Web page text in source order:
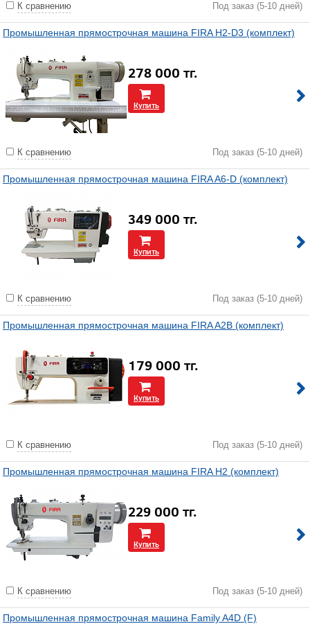
К сравнению Под заказ (5-10 дней)
Промышленная прямострочная машина FIRA H2-D3 (комплект)
278 000 тг.
Купить
К сравнению Под заказ (5-10 дней)
Промышленная прямострочная машина FIRA A6-D (комплект)
349 000 тг.
Купить
К сравнению Под заказ (5-10 дней)
Промышленная прямострочная машина FIRA A2B (комплект)
179 000 тг.
Купить
К сравнению Под заказ (5-10 дней)
Промышленная прямострочная машина FIRA H2 (комплект)
229 000 тг.
Купить
К сравнению Под заказ (5-10 дней)
Промышленная прямострочная машина Family A4D (F)